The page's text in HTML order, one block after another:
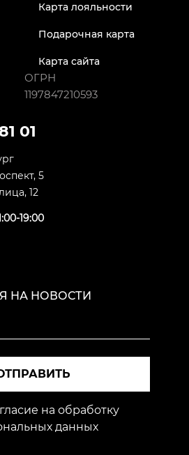
Карта лояльности
Подарочная карта
Карта сайта
ОГРН
1197847210593
01
5
12
19:00
НА НОВОСТИ
на обработку
данных